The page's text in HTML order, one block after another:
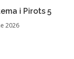
i Pirots 5
2026